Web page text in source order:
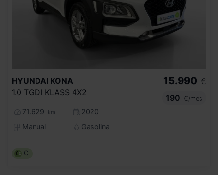
HYUNDAI KONA
1.0 TGDI KLASS 4X2
71.629 km
2020
Manual
Gasolina
15.990 €
190
€/mes
C